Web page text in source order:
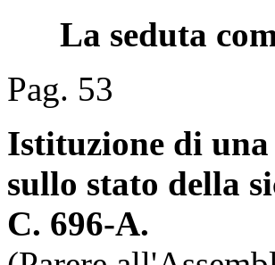
La seduta
Pag. 53
Istituzione di
sullo stato della
C. 696-A.